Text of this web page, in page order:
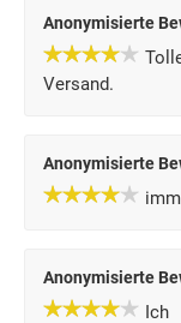
Anonymisierte
Versand.
Anonymisierte
Anonymisierte